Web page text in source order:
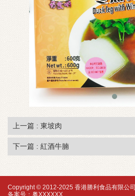
上一篇 : 東坡肉
下一篇 : 紅酒牛腩
Copyright © 2012-2025 香港勝利食品有限公
备案号： 粤XXXXXX